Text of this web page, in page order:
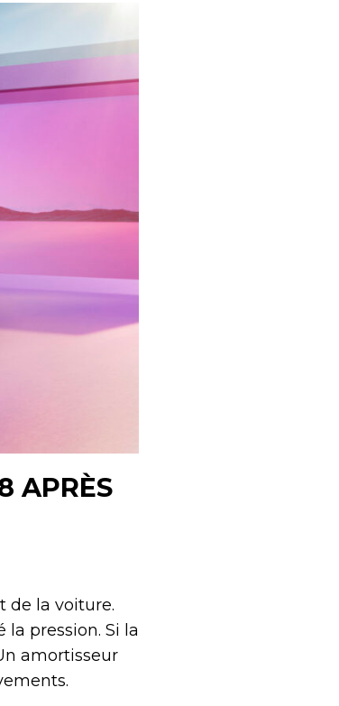
APRÈS
de la voiture.
pression. Si la
amortisseur